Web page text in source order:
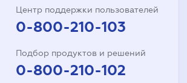
Центр поддержки пользователей
0-800-210-103
Подбор продуктов и решений
0-800-210-102